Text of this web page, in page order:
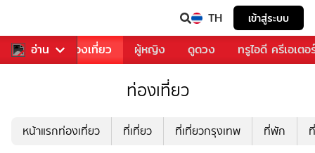
TH เข้าสู่ระบบ
อ่าน
อาหาร ท่องเที่ยว ผู้หญิง ดูดวง ทรูไอดี ครีเอเตอ
ท่องเที่ยว
หน้าแรกท่องเที่ยว ที่เที่ยว ที่เที่ยวกรุงเทพ ที่พัก